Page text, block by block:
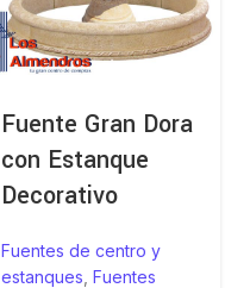
Fuente Gran Dora
con Estanque
Decorativo
Fuentes de centro y
estanques Fuentes